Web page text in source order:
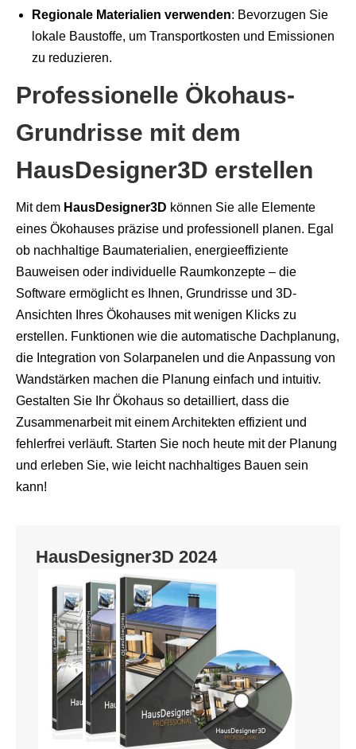
Regionale Materialien verwenden: Bevorzugen Sie
lokale Baustoffe, um Transportkosten und Emissionen
zu reduzieren.
Professionelle Ökohaus-
Grundrisse mit dem
HausDesigner3D erstellen
Mit dem HausDesigner3D können Sie alle Elemente
eines Ökohauses präzise und professionell planen. Egal
ob nachhaltige Baumaterialien, energieeffiziente
Bauweisen oder individuelle Raumkonzepte – die
Software ermöglicht es Ihnen, Grundrisse und 3D-
Ansichten Ihres Ökohauses mit wenigen Klicks zu
erstellen. Funktionen wie die automatische Dachplanung,
die Integration von Solarpanelen und die Anpassung von
Wandstärken machen die Planung einfach und intuitiv.
Gestalten Sie Ihr Ökohaus so detailliert, dass die
Zusammenarbeit mit einem Architekten effizient und
fehlerfrei verläuft. Starten Sie noch heute mit der Planung
und erleben Sie, wie leicht nachhaltiges Bauen sein
kann!
HausDesigner3D 2024